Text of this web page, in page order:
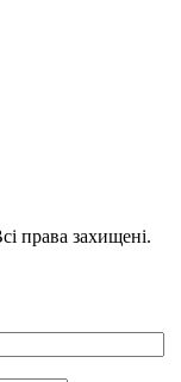
права захищені.